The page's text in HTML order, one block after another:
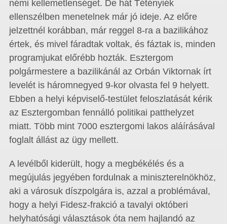
némi kellemetlenséget. De hát Tétényiék
ellenszélben menetelnek már jó ideje. Az előre
jelzettnél korábban, már reggel 8-ra a bazilikához
értek, és mivel fáradtak voltak, és fáztak is, minden
programjukat előrébb hozták. Esztergom
polgármestere a bazilikánál az Orbán Viktornak írt
levelét is háromnegyed 9-kor olvasta fel 9 helyett.
Ebben a helyi képviselő-testület feloszlatását kérik
az Esztergomban fennálló politikai patthelyzet
miatt. Több mint 7000 esztergomi lakos aláírásával
foglalt állást az ügy mellett.
A levélből kiderült, hogy a megbékélés és a
megújulás jegyében fordulnak a miniszterelnökhöz,
aki a városuk díszpolgára is, azzal a problémával,
hogy a helyi Fidesz-frakció a tavalyi októberi
helyhatósági választások óta nem hajlandó az